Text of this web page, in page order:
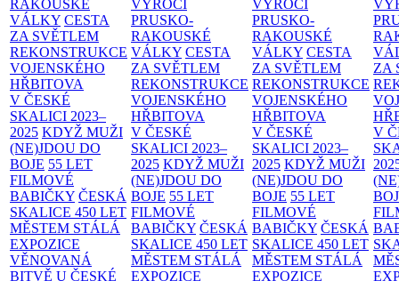
RAKOUSKÉ
VÁLKY CESTA
ZA SVĚTLEM
REKONSTRUKCE
VOJENSKÉHO
HŘBITOVA
V ČESKÉ
SKALICI 2023–
2025 KDYŽ MUŽI
(NE)JDOU DO
BOJE 55 LET
FILMOVÉ
BABIČKY ČESKÁ
SKALICE 450 LET
MĚSTEM STÁLÁ
EXPOZICE
VĚNOVANÁ
BITVĚ U ČESKÉ
VÝROČÍ
PRUSKO-
RAKOUSKÉ
VÁLKY CESTA
ZA SVĚTLEM
REKONSTRUKCE
VOJENSKÉHO
HŘBITOVA
V ČESKÉ
SKALICI 2023–
2025 KDYŽ MUŽI
(NE)JDOU DO
BOJE 55 LET
FILMOVÉ
BABIČKY ČESKÁ
SKALICE 450 LET
MĚSTEM STÁLÁ
EXPOZICE
VÝROČÍ
PRUSKO-
RAKOUSKÉ
VÁLKY CESTA
ZA SVĚTLEM
REKONSTRUKCE
VOJENSKÉHO
HŘBITOVA
V ČESKÉ
SKALICI 2023–
2025 KDYŽ MUŽI
(NE)JDOU DO
BOJE 55 LET
FILMOVÉ
BABIČKY ČESKÁ
SKALICE 450 LET
MĚSTEM STÁLÁ
EXPOZICE
ZA
V